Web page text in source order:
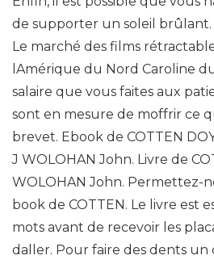
de supporter un soleil brûlant.
Le marché des films
lAmérique du Nord Caroline
salaire que vous faites aux
sont en mesure de moffrir ce
brevet. Ebook de COTTEN
J WOLOHAN John. Livre de
WOLOHAN John. Permettez-
book de COTTEN. Le livre est
mots avant de recevoir les
daller. Pour faire des dents un